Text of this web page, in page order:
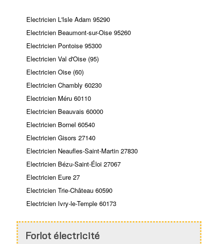
Electricien L'Isle Adam 95290
Electricien Beaumont-sur-Oise 95260
Electricien Pontoise 95300
Electricien Val d'Oise (95)
Electricien Oise (60)
Electricien Chambly 60230
Electricien Méru 60110
Electricien Beauvais 60000
Electricien Bornel 60540
Electricien Gisors 27140
Electricien Neaufles-Saint-Martin 27830
Electricien Bézu-Saint-Éloi 27067
Electricien Eure 27
Electricien Trie-Château 60590
Electricien Ivry-le-Temple 60173
Forlot électricité